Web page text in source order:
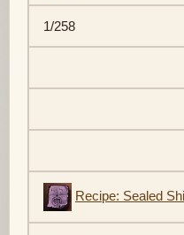
1/258
Recipe: Sealed